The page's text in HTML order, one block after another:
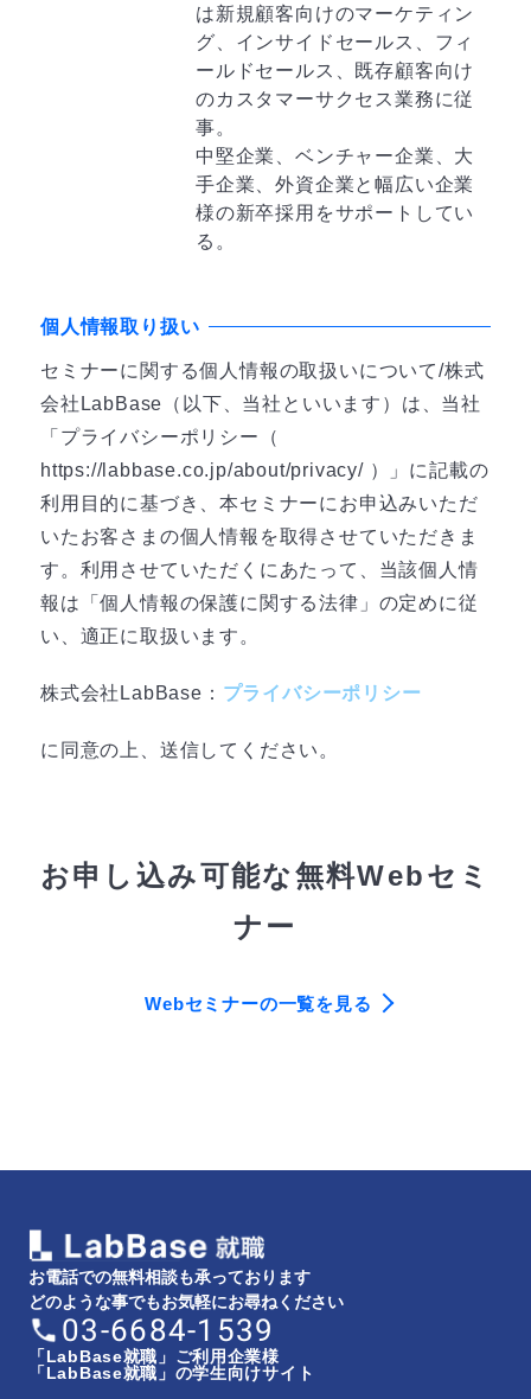
は新規顧客向けのマーケティン
グ、インサイドセールス、フィ
ールドセールス、既存顧客向け
のカスタマーサクセス業務に従
事。
中堅企業、ベンチャー企業、大
手企業、外資企業と幅広い企業
様の新卒採用をサポートしてい
る。
個人情報取り扱い
セミナーに関する個人情報の取扱いについて/株式
会社LabBase（以下、当社といいます）は、当社
「プライバシーポリシー（
https://labbase.co.jp/about/privacy/ ）」に記載の
利用目的に基づき、本セミナーにお申込みいただ
いたお客さまの個人情報を取得させていただきま
す。利用させていただくにあたって、当該個人情
報は「個人情報の保護に関する法律」の定めに従
い、適正に取扱います。
株式会社LabBase： プライバシーポリシー
に同意の上、送信してください。
お申し込み可能な無料Webセミ
ナー
Webセミナーの一覧を見る
お電話での無料相談も承っております
どのような事でもお気軽にお尋ねください
03-6684-1539
「LabBase就職」ご利用企業様
「LabBase就職」の学生向けサイト